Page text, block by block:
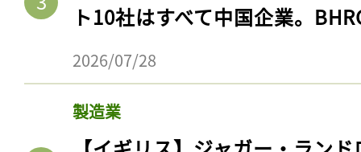
2026/08/04
エネルギー・資源
【国際】トランジション鉱物